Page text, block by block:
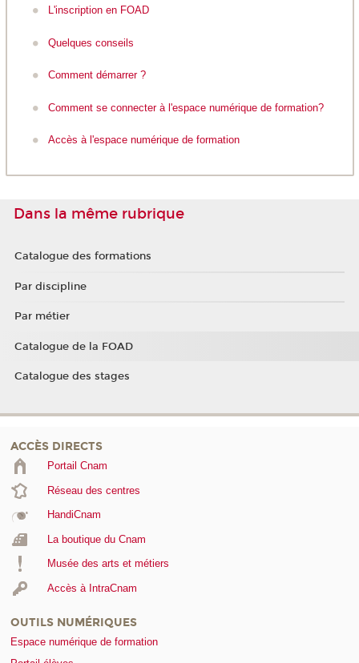
L'inscription en FOAD
Quelques conseils
Comment démarrer ?
Comment se connecter à l'espace numérique de formation?
Accès à l'espace numérique de formation
Dans la même rubrique
Catalogue des formations
Par discipline
Par métier
Catalogue de la FOAD
Catalogue des stages
ACCÈS DIRECTS
Portail Cnam
Réseau des centres
HandiCnam
La boutique du Cnam
Musée des arts et métiers
Accès à IntraCnam
OUTILS NUMÉRIQUES
Espace numérique de formation